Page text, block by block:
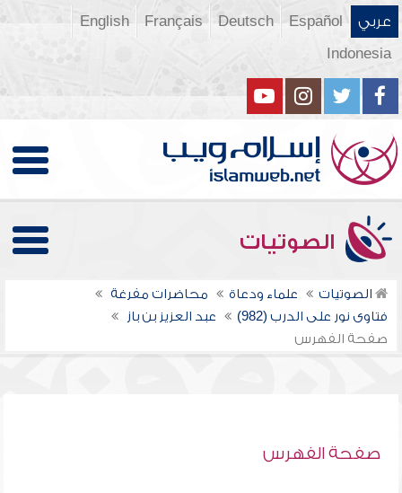
عربي Español
Deutsch
Français
English
Indonesia
الصوتيات
الصوتيات علماء ودعاة
محاضرات مفرغة
فتاوى نور على الدرب (982)
عبد العزيز بن باز
صفحة الفهرس
صفحة الفهرس